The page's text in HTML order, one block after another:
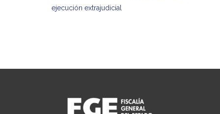
ejecución extrajudicial